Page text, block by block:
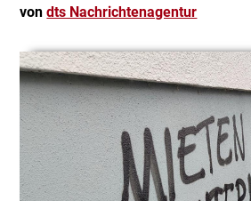
vondts Nachrichtenagentur